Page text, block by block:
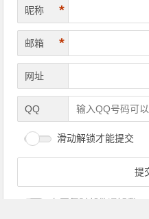
昵称 *
邮箱 *
网址
QQ
滑动解锁才能提交
有回复时邮件通知我